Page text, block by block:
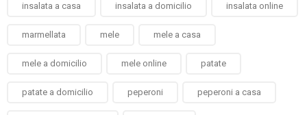
insalata a casa insalata a domicilio insalata online
marmellata mele mele a casa
mele a domicilio mele online patate
patate a domicilio peperoni peperoni a casa